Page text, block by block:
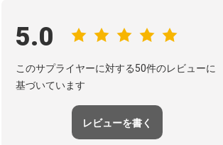
5.0
このサプライヤーに対する50件のレビューに
基づいています
レビューを書く